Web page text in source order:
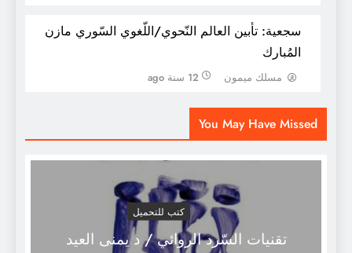
سجعية: تأبين العالم النّحوي/اللّغوي السّوري مازن
المُبارك
مسلك ميمون 12 سنة ago
سَجعية تأبين الصّديق الشّاعر المحامي الحسين
You May Have Missed
كتب للتحميل
تقنيات السّرد الروائي / د يمنى العيد